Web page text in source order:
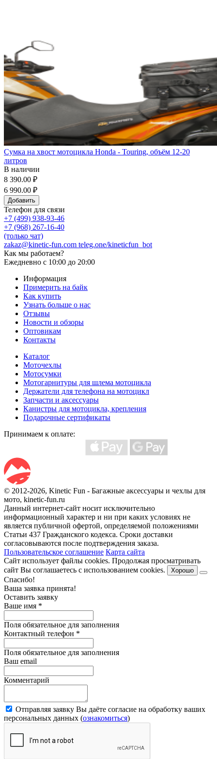
Сумка на хвост мотоцикла Honda - Touring, объём 12-20
литров
В наличии
8 390.00 ₽
6 990.00 ₽
Добавить
Телефон для связи
+7 (499) 938-93-46
+7 (968) 267-16-40
(только чат)
zakaz@kinetic-fun.com teleg.one/kineticfun_bot
Как мы работаем?
Ежедневно с 10:00 до 20:00
Информация
Примерить на байк
Как купить
Узнать больше о нас
Отзывы
Новости и обзоры
Оптовикам
Контакты
Каталог
Моточехлы
Мотосумки
Мотогарнитуры для шлема мотоцикла
Держатели для телефона на мотоцикл
Запчасти и аксессуары
Канистры для мотоцикла, крепления
Подарочные сертификаты
Принимаем к оплате:
© 2012-2026, Kinetic Fun - Багажные аксессуары и чехлы для
мото, kinetic-fun.ru
Данный интернет-сайт носит исключительно
информационный характер и ни при каких условиях не
является публичной офертой, определяемой положениями
Статьи 437 Гражданского кодекса. Сроки доставки
согласовываются после подтверждения заказа.
Пользовательское соглашение Карта сайта
Сайт использует файлы cookies. Продолжая просматривать
сайт Вы соглашаетесь с использованием cookies.
Хорошо
Спасибо!
Ваша заявка принята!
Оставить заявку
Ваше имя *
Поля обязательное для заполнения
Контактный телефон *
Поля обязательное для заполнения
Ваш email
Комментарий
Отправляя заявку Вы даёте согласие на обработку ваших
персональных данных (ознакомиться)